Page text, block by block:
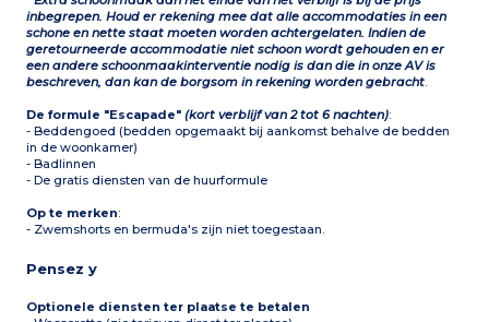
inbegrepen. Houd er rekening mee dat alle accommodaties in een
schone en nette staat moeten worden achtergelaten. Indien de
geretourneerde accommodatie niet schoon wordt gehouden en er
een andere schoonmaakinterventie nodig is dan die in onze AV is
beschreven, dan kan de borgsom in rekening worden gebracht.
De formule "Escapade"(kort verblijf van 2 tot 6 nachten):
- Beddengoed (bedden opgemaakt bij aankomst behalve de bedden
in de woonkamer)
- Badlinnen
- De gratis diensten van de huurformule
Op te merken:
- Zwemshorts en bermuda's zijn niet toegestaan.
Pensez y
Optionele diensten ter plaatse te betalen